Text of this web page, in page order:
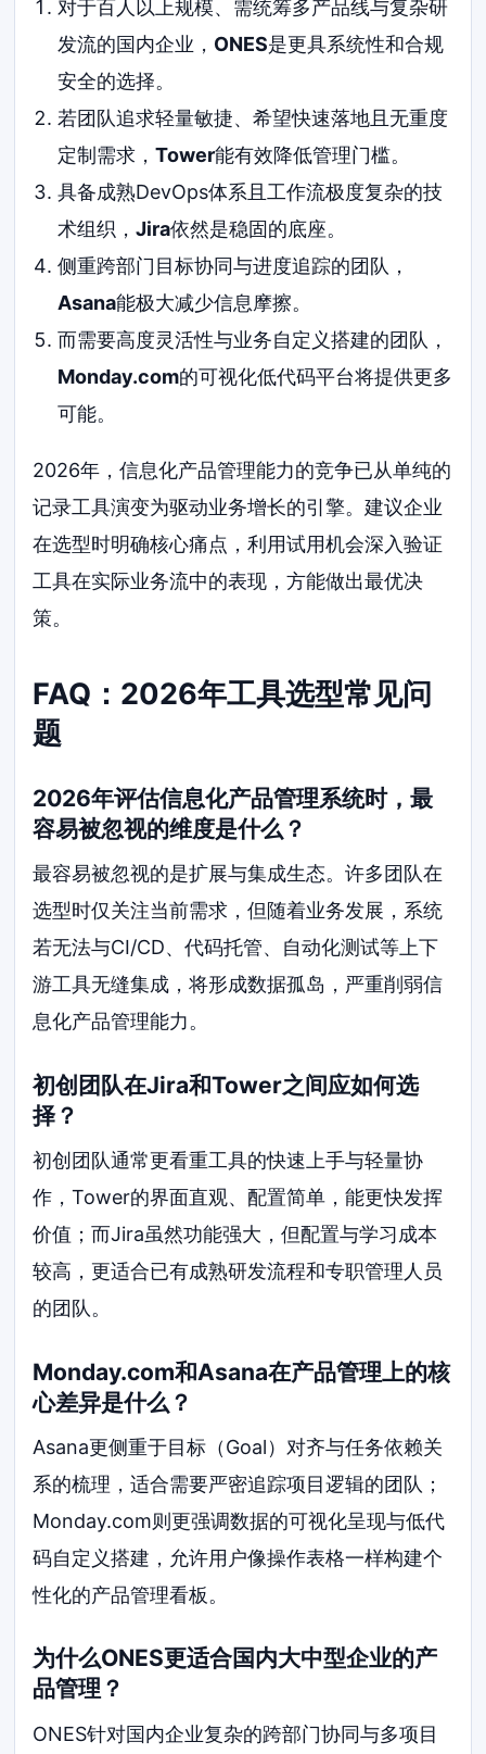
对于百人以上规模、需统筹多产品线与复杂研
发流的国内企业， ONES是更具系统性和合规
安全的选择。
若团队追求轻量敏捷、希望快速落地且无重度
定制需求， Tower能有效降低管理门槛。
具备成熟DevOps体系且工作流极度复杂的技
术组织， Jira依然是稳固的底座。
侧重跨部门目标协同与进度追踪的团队，
Asana能极大减少信息摩擦。
而需要高度灵活性与业务自定义搭建的团队，
Monday.com的可视化低代码平台将提供更多
可能。
2026年，信息化产品管理能力的竞争已从单纯的
记录工具演变为驱动业务增长的引擎。建议企业
在选型时明确核心痛点，利用试用机会深入验证
工具在实际业务流中的表现，方能做出最优决
策。
FAQ：2026年工具选型常见问
题
2026年评估信息化产品管理系统时，最
容易被忽视的维度是什么？
最容易被忽视的是扩展与集成生态。许多团队在
选型时仅关注当前需求，但随着业务发展，系统
若无法与CI/CD、代码托管、自动化测试等上下
游工具无缝集成，将形成数据孤岛，严重削弱信
息化产品管理能力。
初创团队在Jira和Tower之间应如何选
择？
初创团队通常更看重工具的快速上手与轻量协
作，Tower的界面直观、配置简单，能更快发挥
价值；而Jira虽然功能强大，但配置与学习成本
较高，更适合已有成熟研发流程和专职管理人员
的团队。
Monday.com和Asana在产品管理上的核
心差异是什么？
Asana更侧重于目标（Goal）对齐与任务依赖关
系的梳理，适合需要严密追踪项目逻辑的团队；
Monday.com则更强调数据的可视化呈现与低代
码自定义搭建，允许用户像操作表格一样构建个
性化的产品管理看板。
为什么ONES更适合国内大中型企业的产
品管理？
ONES针对国内企业复杂的跨部门协同与多项目